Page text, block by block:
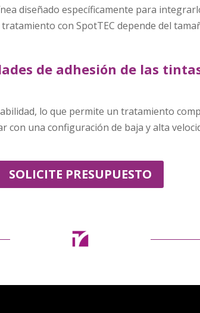
diseñado específicamente para
con SpotTEC depende del
de adhesión de las
lo que permite un tratamiento
con una configuración de baja y alta
SOLICITE PRESUPUESTO